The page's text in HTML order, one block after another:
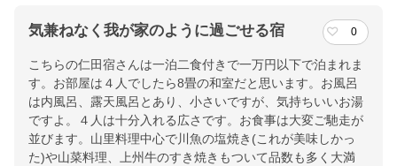
気兼ねなく我が家のように過ごせる宿 0
こちらの仁田宿さんは一泊二食付きで一万円以下で泊まれま
す。お部屋は４人でしたら8畳の和室だと思います。お風呂
は内風呂、露天風呂とあり、小さいですが、気持ちいいお湯
ですよ。４人は十分入れる広さです。お食事は大変ご馳走が
並びます。山里料理中心で川魚の塩焼き(これが美味しかっ
た)や山菜料理、上州牛のすき焼きもついて品数も多く大満